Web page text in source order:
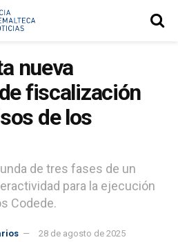
nueva
fiscalización
de los
de tres fases de un
para la ejecución
Codede.
28 de agosto de 2025